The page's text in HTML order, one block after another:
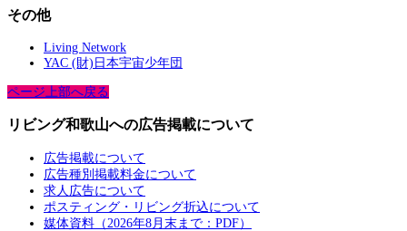
その他
Living Network
YAC (財)日本宇宙少年団
ページ上部へ戻る
リビング和歌山への広告掲載について
広告掲載について
広告種別掲載料金について
求人広告について
ポスティング・リビング折込について
媒体資料（2026年8月末まで：PDF）